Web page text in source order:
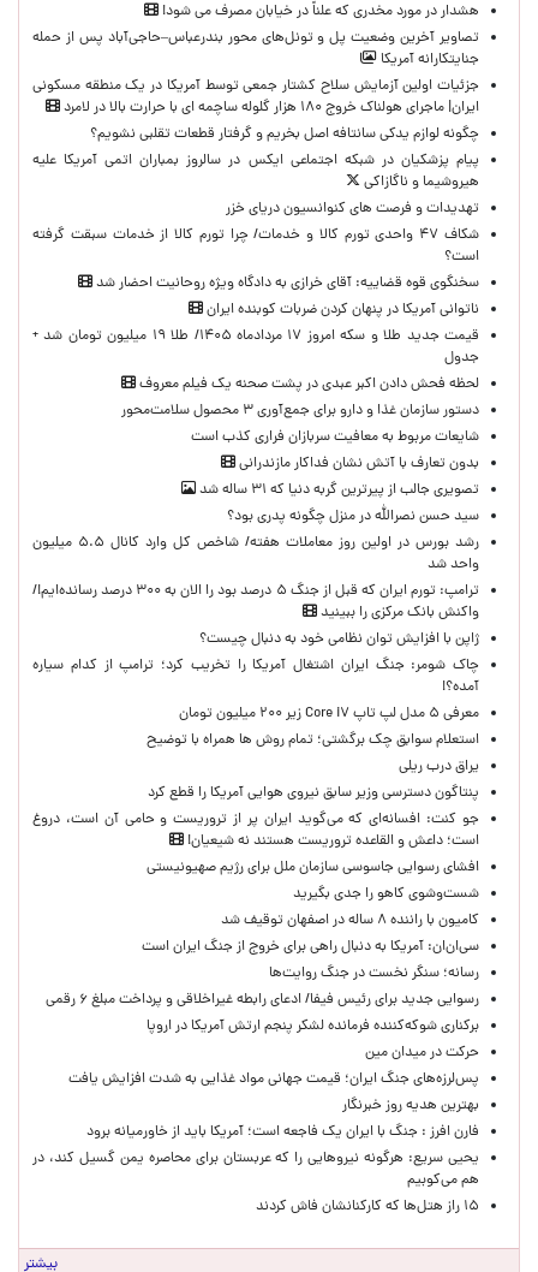
هشدار در مورد مخدری که علناً در خیابان مصرف می شود!
تصاویر آخرین وضعیت پل و تونل‌های محور بندرعباس–حاجی‌آباد پس از حمله
جنایتکارانه آمریکا
جزئیات اولین آزمایش سلاح کشتار جمعی توسط آمریکا در یک منطقه مسکونی
ایران| ماجرای هولناک خروج ۱۸۰ هزار گلوله ساچمه ای با حرارت بالا در لامرد
چگونه لوازم یدکی سانتافه اصل بخریم و گرفتار قطعات تقلبی نشویم؟
پیام پزشکیان در شبکه اجتماعی ایکس در سالروز بمباران اتمی آمریکا علیه
هیروشیما و ناگازاکی
تهدیدات و فرصت های کنوانسیون دریای خزر
شکاف ۴۷ واحدی تورم کالا و خدمات/ چرا تورم کالا از خدمات سبقت گرفته
است؟
سخنگوی قوه قضاییه: آقای خرازی به دادگاه ویژه روحانیت احضار شد
ناتوانی آمریکا در پنهان کردن ضربات کوبنده ایران
قیمت جدید طلا و سکه امروز ۱۷ مردادماه ۱۴۰۵/ طلا ۱۹ میلیون تومان شد +
جدول
لحظه‌ فحش دادن اکبر عبدی در پشت صحنه یک فیلم معروف
دستور سازمان غذا و دارو برای جمع‌آوری ۳ محصول سلامت‌محور
شایعات مربوط به معافیت سربازان فراری کذب است
بدون تعارف با آتش نشان فداکار مازندرانی
تصویری جالب از پیرترین گربه دنیا که ۳۱ ساله شد
سید حسن نصرالله در منزل چگونه پدری بود؟
رشد بورس در اولین روز معاملات هفته/ شاخص کل وارد کانال ۵.۵ میلیون
واحد شد
ترامپ: تورم ایران که قبل از جنگ ۵ درصد بود را الان به ۳۰۰ درصد رسانده‌ایم!/
واکنش بانک مرکزی را ببینید
ژاپن با افزایش توان نظامی خود به دنبال چیست؟
چاک شومر: جنگ ایران اشتغال آمریکا را تخریب کرد؛ ترامپ از کدام سیاره
آمده؟!
معرفی ۵ مدل لپ تاپ Core i۷ زیر ۲۰۰ میلیون تومان
استعلام سوابق چک برگشتی؛ تمام روش ها همراه با توضیح
یراق درب ریلی
پنتاگون دسترسی وزیر سابق نیروی هوایی آمریکا را قطع کرد
جو کنت: افسانه‌ای که می‌گوید ایران پر از تروریست و حامی آن است، دروغ
است؛ داعش و القاعده تروریست هستند نه شیعیان!
افشای رسوایی جاسوسی سازمان ملل برای رژیم صهیونیستی
شست‌وشوی کاهو را جدی بگیرید
کامیون با راننده ۸ ساله در اصفهان توقیف شد
سی‌ان‌ان: آمریکا به دنبال راهی برای خروج از جنگ ایران است
رسانه؛ سنگر نخست در جنگ روایت‌ها
رسوایی جدید برای رئیس فیفا/ ادعای رابطه غیراخلاقی و پرداخت مبلغ ۶ رقمی
برکناری شوکه‌کننده فرمانده لشکر پنجم ارتش آمریکا در اروپا
حركت در ميدان مين
پس‌لرزه‌های جنگ ایران؛ قیمت جهانی مواد غذایی به شدت افزایش یافت
بهترین هدیه روز خبرنگار
فارن افرز : جنگ با ایران یک فاجعه است؛ آمریکا باید از خاورمیانه برود
یحیی سریع: هرگونه نیروهایی را که عربستان برای محاصره یمن گسیل کند، در
هم می‌کوبیم
۱۵ راز هتل‌ها که کارکنانشان فاش کردند
بیشتر